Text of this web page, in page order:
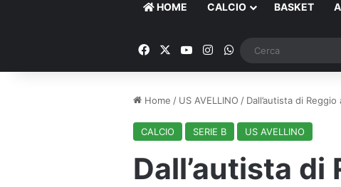
HOME CALCIO BASKET
FacebookYou TubeInstagram
WhatsApp
Home / US AVELLINO / Dall’autista di
CALCIO SERIE B US AVELLINO
Dall’autista di